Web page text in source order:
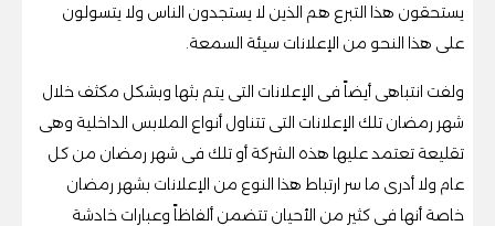
يستحقون هذا التبرع هم الذين لا يستجدون الناس ولا يتسولون
على هذا النحو من الإعلانات سيئة السمعة.
ولفت انتباهى أيضاً فى الإعلانات التى يتم بثها وبشكل مكثف خلال
شهر رمضان تلك الإعلانات التى تتناول أنواع الملابس الداخلية وهى
تقليعة تعتمد عليها هذه الشركة أو تلك فى شهر رمضان من كل
عام ولا أدرى ما سر ارتباط هذا النوع من الإعلانات بشهر رمضان
خاصة أنها فى كثير من الأحيان تتضمن ألفاظاً وعبارات خادشة